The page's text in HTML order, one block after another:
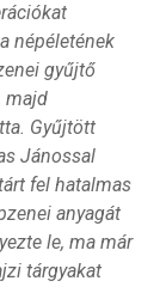
népéletének
gyűjtő
majd
Gyűjtött
Jánossal
fel hatalmas
anyagát
le, ma már
tárgyakat